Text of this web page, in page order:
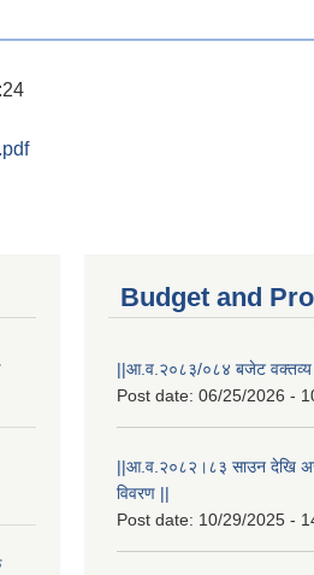
Budget and
||आ.व.२०८३/०८४ बजेट
Post date: 06/25/2026 -
||आ.व.२०८२।८३ साउन देखि
विवरण ||
Post date: 10/29/2025 -